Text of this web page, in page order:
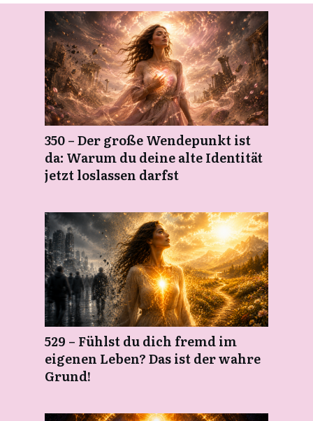
350 – Der große Wendepunkt ist
da: Warum du deine alte Identität
jetzt loslassen darfst
529 – Fühlst du dich fremd im
eigenen Leben? Das ist der wahre
Grund!